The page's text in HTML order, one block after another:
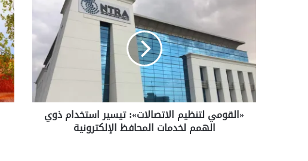
م
ي
ل
ت
«القومي لتنظيم الاتصالات»: تيسير استخدام ذوي
الهمم لخدمات المحافظ الإلكترونية
إ
ل
ج
ي
»
ت
ع
ر